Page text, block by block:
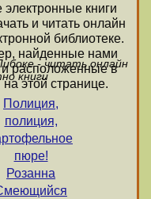
электронные книги
и читать онлайн
библиотеке.
найденные нами
расположенные в
этой странице.
- читать онлайн
книги
Полиция,
полиция,
пюре!
Розанна